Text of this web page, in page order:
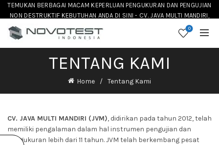
TEMUKAN BERBAGAI MACAM KEPERLUAN PENGUKURAN DAN PENGUJIAN
NON DESTRUKTIF KEBUTUHAN ANDA DI SINI - CV. JAVA MULTI MANDIRI,
DISTRIBUTOR NOVOTEST INSTRUMENT DI INDONESIA 0
TENTANG KAMI
Home Tentang Kami
CV. JAVA MULTI MANDIRI (JVM), didirikan pada tahun 2012, telah
memiliki pengalaman dalam hal instrumen pengujian dan
pengukuran lebih dari 11 tahun. JVM telah berkembang pesat